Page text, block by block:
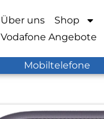
Über uns Shop
Vodafone Angebote
Mobiltelefone